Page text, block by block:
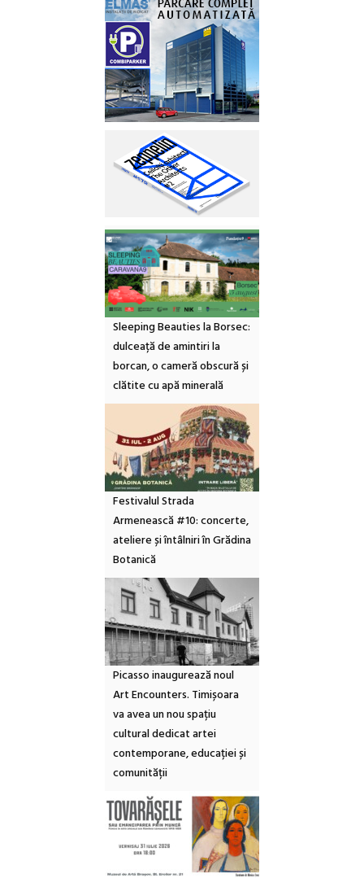
Sleeping Beauties la Borsec:
dulceață de amintiri la
borcan, o cameră obscură și
clătite cu apă minerală
Festivalul Strada
Armenească #10: concerte,
ateliere și întâlniri în Grădina
Botanică
Picasso inaugurează noul
Art Encounters. Timișoara
va avea un nou spațiu
cultural dedicat artei
contemporane, educației și
comunității